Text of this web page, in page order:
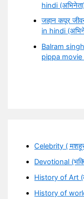
hindi
जहान कपूर
in hindi
Balram
pippa movie
Celebrity ( मशहूर
Devotional
History of Art
History of